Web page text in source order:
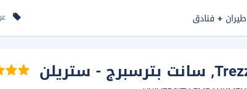
طيران + فنادق
, سانت بترسبرج - ستريلن